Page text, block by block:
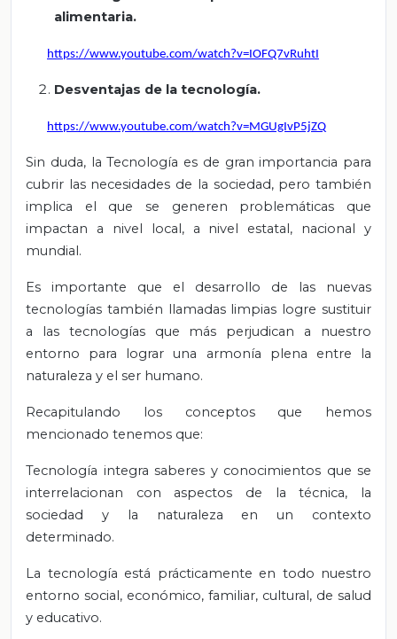
alimentaria.
https://www.youtube.com/watch?v=IOFQ7vRuhtI
Desventajas de la tecnología.
https://www.youtube.com/watch?v=MGUgIvP5jZQ
Sin duda, la Tecnología es de gran importancia para
cubrir las necesidades de la sociedad, pero también
implica el que se generen problemáticas que
impactan a nivel local, a nivel estatal, nacional y
mundial.
Es importante que el desarrollo de las nuevas
tecnologías también llamadas limpias logre sustituir
a las tecnologías que más perjudican a nuestro
entorno para lograr una armonía plena entre la
naturaleza y el ser humano.
Recapitulando los conceptos que hemos
mencionado tenemos que:
Tecnología integra saberes y conocimientos que se
interrelacionan con aspectos de la técnica, la
sociedad y la naturaleza en un contexto
determinado.
La tecnología está prácticamente en todo nuestro
entorno social, económico, familiar, cultural, de salud
y educativo.